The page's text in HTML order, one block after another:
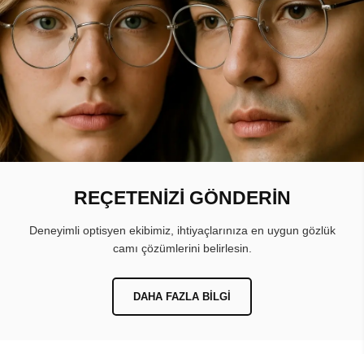
REÇETENİZİ GÖNDERİN
Deneyimli optisyen ekibimiz, ihtiyaçlarınıza en uygun gözlük
camı çözümlerini belirlesin.
DAHA FAZLA BILGI